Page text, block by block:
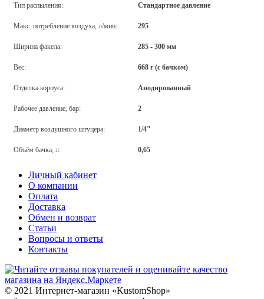
Тип распыления: Стандартное давление
Макс. потребление воздуха, л/мин: 295
Ширина факела: 285 - 300 мм
Вес: 668 г (с бачком)
Отделка корпуса: Анодированный
Рабочее давление, бар: 2
Диаметр воздушного штуцера: 1/4"
Объём бачка, л: 0,65
Личный кабинет
О компании
Оплата
Доставка
Обмен и возврат
Статьи
Вопросы и ответы
Контакты
© 2021 Интернет-магазин «KustomShop»